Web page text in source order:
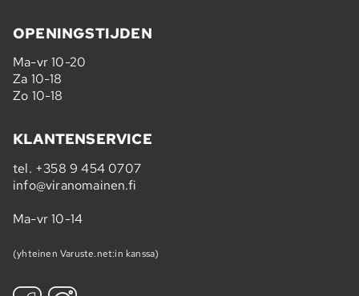
OPENINGSTIJDEN
Ma-vr 10-20
Za 10-18
Zo 10-18
KLANTENSERVICE
tel. +358 9 454 0707
info@viranomainen.fi
Ma-vr 10-14
(yhteinen Varuste.net:in kanssa)